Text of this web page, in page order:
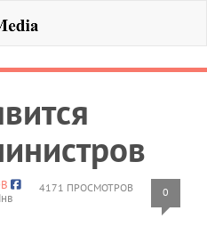
4171 ПРОСМОТРОВ 0